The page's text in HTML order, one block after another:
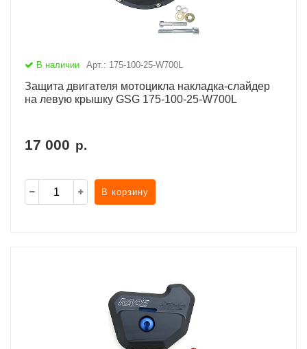
В наличии Арт.: 175-100-25-W700L
Защита двигателя мотоцикла накладка-слайдер
на левую крышку GSG 175-100-25-W700L
17 000 р.
В корзину